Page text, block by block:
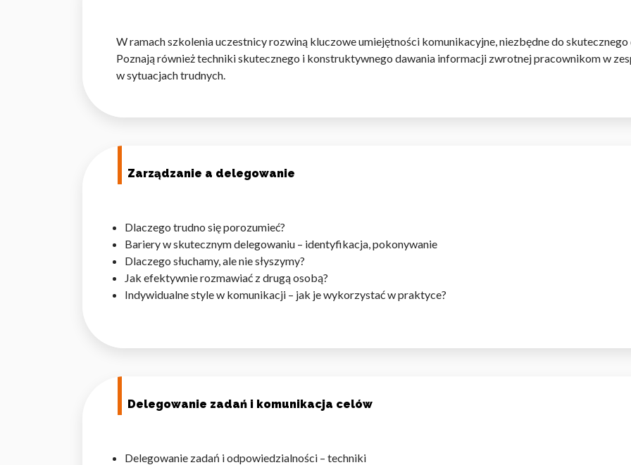
W ramach szkolenia uczestnicy rozwiną kluczowe umiejętności komunikacyjne, niezbędne do skutecznego
Poznają również techniki skutecznego i konstruktywnego dawania informacji zwrotnej pracownikom w
w sytuacjach trudnych.
Zarządzanie a delegowanie
Dlaczego trudno się porozumieć?
Bariery w skutecznym delegowaniu – identyfikacja, pokonywanie
Dlaczego słuchamy, ale nie słyszymy?
Jak efektywnie rozmawiać z drugą osobą?
Indywidualne style w komunikacji – jak je wykorzystać w praktyce?
Delegowanie zadań i komunikacja celów
Delegowanie zadań i odpowiedzialności – techniki
Nieklasyfikowane pliki cookie, to pliki, które są w procesie klasyfikowania, wraz z dostawcami